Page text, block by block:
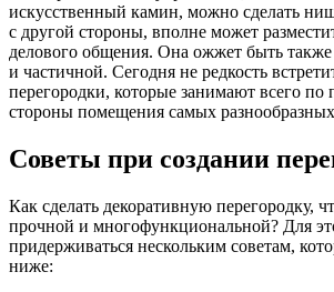
искусственный камин, можно сделать
с другой стороны, вполне может
делового общения. Она ожжет быть
и частичной. Сегодня не редкость
перегородки, которые занимают всего по
стороны помещения самых
Советы при создании
Как сделать декоративную перегородку,
прочной и многофункциональной? Для
придерживаться нескольким советам,
ниже: